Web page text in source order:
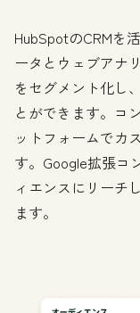
HubSpotのCRMを
ータとウェブアナ
をセグメント化し
とができます。コ
ットフォームでカ
す。Google拡張コ
ィエンスにリーチ
ます。